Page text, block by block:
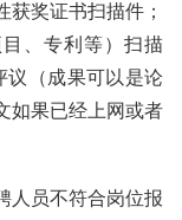
奖证书扫描件；
、专利等）扫描
（成果可以是论
如果已经上网或者
人员不符合岗位报